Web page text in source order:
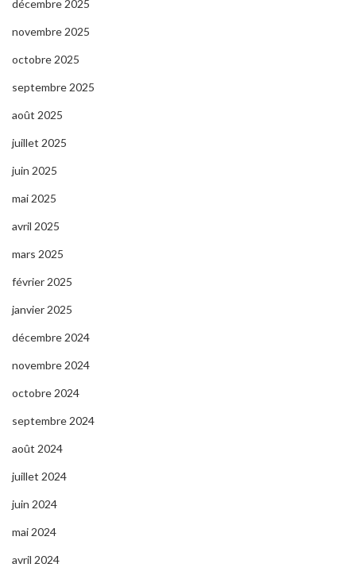
décembre 2025
novembre 2025
octobre 2025
septembre 2025
août 2025
juillet 2025
juin 2025
mai 2025
avril 2025
mars 2025
février 2025
janvier 2025
décembre 2024
novembre 2024
octobre 2024
septembre 2024
août 2024
juillet 2024
juin 2024
mai 2024
avril 2024